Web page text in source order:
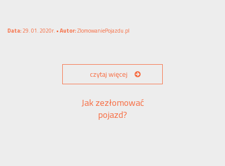
Data:29. 01. 2020r. •Autor:ZlomowaniePojazdu.pl
czytaj więcej
Jak zezłomować
pojazd?